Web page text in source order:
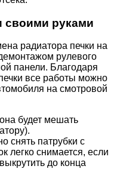
своими руками
радиатора печки на
рулевого
панели. Благодаря
все работы можно
на смотровой
будет мешать
снять патрубки с
легко снимается, если
до конца